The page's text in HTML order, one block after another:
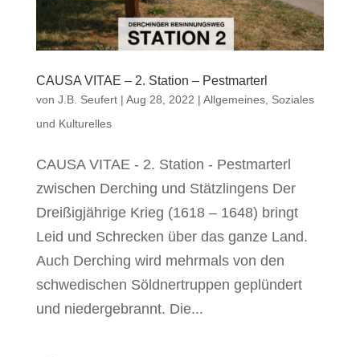
CAUSA VITAE – 2. Station – Pestmarterl
von J.B. Seufert| Aug 28, 2022 | Allgemeines, Soziales
und Kulturelles
CAUSA VITAE - 2. Station - Pestmarterl
zwischen Derching und Stätzlingens Der
Dreißigjährige Krieg (1618 – 1648) bringt
Leid und Schrecken über das ganze Land.
Auch Derching wird mehrmals von den
schwedischen Söldnertruppen geplündert
und niedergebrannt. Die...